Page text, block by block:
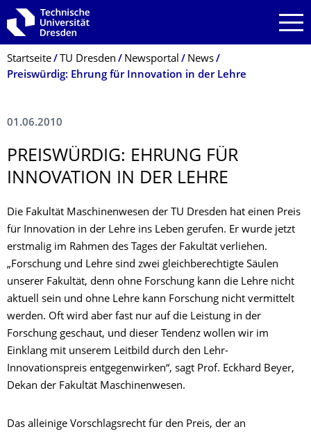
Zur Hauptnavigation springen
Zur Suche springen
Zum Inhalt springen
Breadcrumb-Menü
Startseite TU Dresden Newsportal
News
Preiswürdig: Ehrung für Innovation in der Lehre
01.06.2010
PREISWÜRDIG: EHRUNG FÜR
INNOVATION IN DER LEHRE
Die Fakultät Maschinenwesen der TU Dresden hat einen Preis
für Innovation in der Lehre ins Leben gerufen. Er wurde jetzt
erstmalig im Rahmen des Tages der Fakultät verliehen.
„Forschung und Lehre sind zwei gleichberechtigte Säulen
unserer Fakultät, denn ohne Forschung kann die Lehre nicht
aktuell sein und ohne Lehre kann Forschung nicht vermittelt
werden. Oft wird aber fast nur auf die Leistung in der
Forschung geschaut, und dieser Tendenz wollen wir im
Einklang mit unserem Leitbild durch den Lehr-
Innovationspreis entgegenwirken“, sagt Prof. Eckhard Beyer,
Dekan der Fakultät Maschinenwesen.
Das alleinige Vorschlagsrecht für den Preis, der an